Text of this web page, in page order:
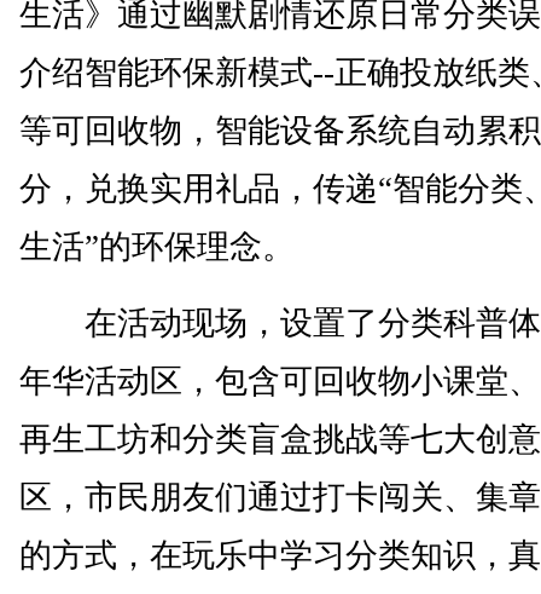
生活》通过幽默剧情还原日常分类
介绍智能环保新模式--正确投放纸类
等可回收物，智能设备系统自动累
分，兑换实用礼品，传递“智能分类
生活”的环保理念。
在活动现场，设置了分类科普
年华活动区，包含可回收物小课堂
再生工坊和分类盲盒挑战等七大创
区，市民朋友们通过打卡闯关、集
的方式，在玩乐中学习分类知识，